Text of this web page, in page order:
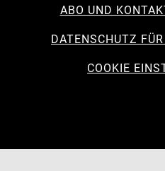
ABO UND
DATENSCHUTZ
COOKIE